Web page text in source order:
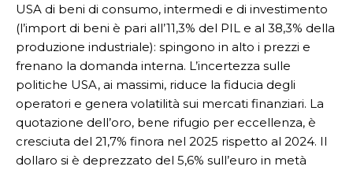
USA di beni di consumo, intermedi e di investimento
(l’import di beni è pari all’11,3% del PIL e al 38,3% della
produzione industriale): spingono in alto i prezzi e
frenano la domanda interna. L’incertezza sulle
politiche USA, ai massimi, riduce la fiducia degli
operatori e genera volatilità sui mercati finanziari. La
quotazione dell’oro, bene rifugio per eccellenza, è
cresciuta del 21,7% finora nel 2025 rispetto al 2024. Il
dollaro si è deprezzato del 5,6% sull’euro in metà